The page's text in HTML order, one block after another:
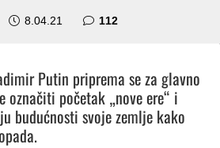
8.04.21 112komentara
Putin priprema se za glavno
označiti početak „nove ere“ i
budućnosti svoje zemlje kako